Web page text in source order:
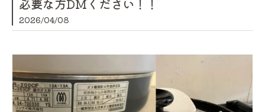
必要な方DMください！！
2026/04/08